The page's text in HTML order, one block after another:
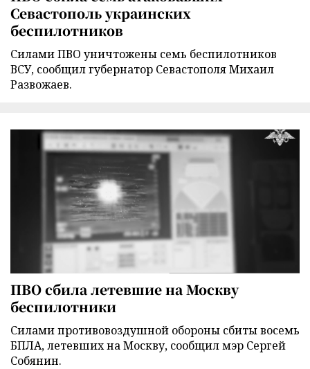
Севастополь украинских
беспилотников
Силами ПВО уничтожены семь беспилотников
ВСУ, сообщил губернатор Севастополя Михаил
Развожаев.
ПВО сбила летевшие на Москву
беспилотники
Силами противовоздушной обороны сбиты восемь
БПЛА, летевших на Москву, сообщил мэр Сергей
Собянин.